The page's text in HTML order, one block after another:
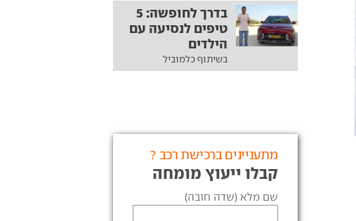
בדרך לחופשה: 5
טיפים לנסיעה עם
הילדים
בשיתוף כלמוביל
מתעניינים ברכישת רכב ?
קבלו ייעוץ מומחה
שם מלא (שדה חובה)